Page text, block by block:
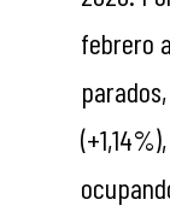
febrero